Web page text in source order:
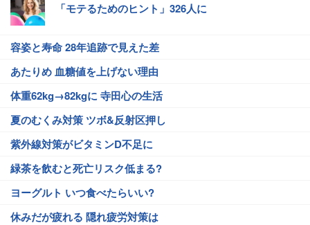
「モテるためのヒント」326人に
容姿と寿命 28年追跡で見えた差
あたりめ 血糖値を上げない理由
体重62kg→82kgに 寺田心の生活
夏のむくみ対策 ツボ&反射区押し
紫外線対策がビタミンD不足に
緑茶を飲むと死亡リスク低まる?
ヨーグルト いつ食べたらいい?
休みだが疲れる 隠れ疲労対策は